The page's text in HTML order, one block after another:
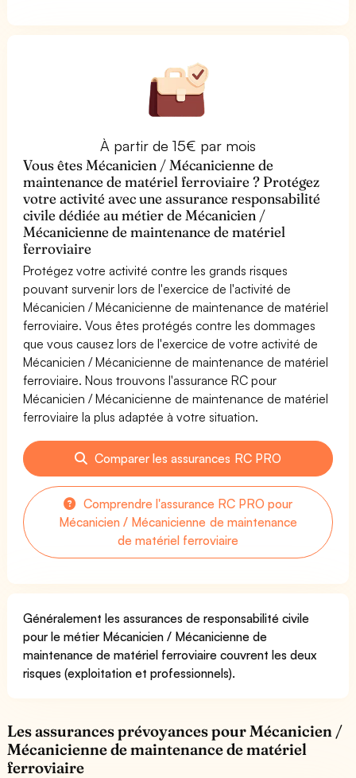
À partir de 15€ par mois
Vous êtes Mécanicien / Mécanicienne de
maintenance de matériel ferroviaire ? Protégez
votre activité avec une assurance responsabilité
civile dédiée au métier de Mécanicien /
Mécanicienne de maintenance de matériel
ferroviaire
Protégez votre activité contre les grands risques
pouvant survenir lors de l'exercice de l'activité de
Mécanicien / Mécanicienne de maintenance de matériel
ferroviaire. Vous êtes protégés contre les dommages
que vous causez lors de l'exercice de votre activité de
Mécanicien / Mécanicienne de maintenance de matériel
ferroviaire. Nous trouvons l'assurance RC pour
Mécanicien / Mécanicienne de maintenance de matériel
ferroviaire la plus adaptée à votre situation.
Comparer les assurances RC PRO
Comprendre l'assurance RC PRO pour
Mécanicien / Mécanicienne de maintenance
de matériel ferroviaire
Généralement les assurances de responsabilité civile
pour le métier Mécanicien / Mécanicienne de
maintenance de matériel ferroviaire couvrent les deux
risques (exploitation et professionnels).
Les assurances prévoyances pour Mécanicien /
Mécanicienne de maintenance de matériel
ferroviaire